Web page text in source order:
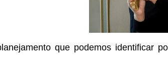
que podemos identificar